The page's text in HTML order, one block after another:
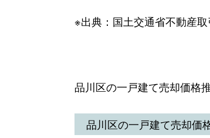
荏原
10,000万円
荏原
7,600万円
荏原
34,000万円
※出典：国土交通省不動産
品川区の一戸建て売却価格推
品川区の一戸建て売却価